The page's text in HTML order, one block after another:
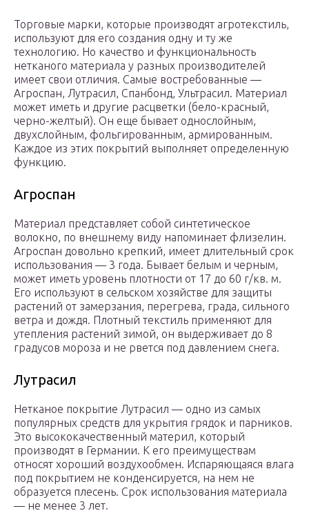
Торговые марки, которые производят агротекстиль,
используют для его создания одну и ту же
технологию. Но качество и функциональность
нетканого материала у разных производителей
имеет свои отличия. Самые востребованные —
Агроспан, Лутрасил, Спанбонд, Ультрасил. Материал
может иметь и другие расцветки (бело-красный,
черно-желтый). Он еще бывает однослойным,
двухслойным, фольгированным, армированным.
Каждое из этих покрытий выполняет определенную
функцию.
Агроспан
Материал представляет собой синтетическое
волокно, по внешнему виду напоминает флизелин.
Агроспан довольно крепкий, имеет длительный срок
использования — 3 года. Бывает белым и черным,
может иметь уровень плотности от 17 до 60 г/кв. м.
Его используют в сельском хозяйстве для защиты
растений от замерзания, перегрева, града, сильного
ветра и дождя. Плотный текстиль применяют для
утепления растений зимой, он выдерживает до 8
градусов мороза и не рвется под давлением снега.
Лутрасил
Нетканое покрытие Лутрасил — одно из самых
популярных средств для укрытия грядок и парников.
Это высококачественный материл, который
производят в Германии. К его преимуществам
относят хороший воздухообмен. Испаряющаяся влага
под покрытием не конденсируется, на нем не
образуется плесень. Срок использования материала
— не менее 3 лет.